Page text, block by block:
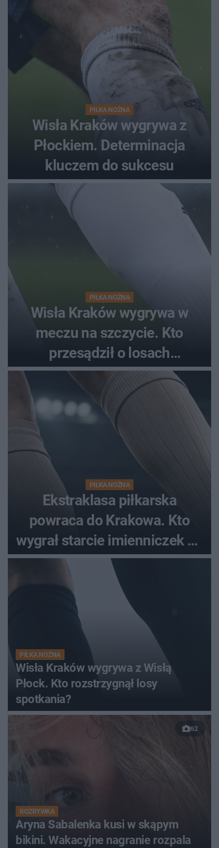
PIŁKA NOŻNA
Wisła Kraków wygrywa z
Płockiem. Determinacja
kluczem do sukcesu
PIŁKA NOŻNA
Wisła Kraków wygrywa w
meczu na szczycie. Kto
przesądził o losach
spotkania?
PIŁKA NOŻNA
Ekstraklasa piłkarska
powraca do Krakowa. Kto
wygrał starcie imienniczek na
pełnym stadionie
PIŁKA NOŻNA
Wisła Kraków wygrywa z Wisłą
Płock. Kto rozstrzygnął losy
spotkania?
62
ROZRYWKA
Aryna Sabalenka kusi w skąpym
bikini. Wakacyjne nagranie rozpala